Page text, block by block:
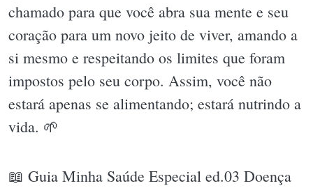
chamado para que você abra sua mente e seu
coração para um novo jeito de viver, amando a
si mesmo e respeitando os limites que foram
impostos pelo seu corpo. Assim, você não
estará apenas se alimentando; estará nutrindo a
vida. 🌱
📖 Guia Minha Saúde Especial ed.03 Doença